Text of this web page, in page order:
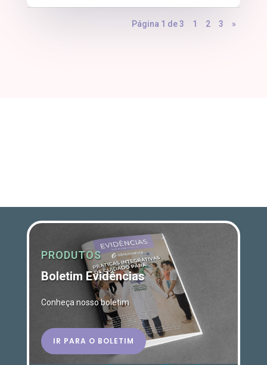
Página 1 de 3 1 2 3 »
PRODUTOS
Boletim Evidências
Conheça nosso boletim
IR PARA O BOLETIM